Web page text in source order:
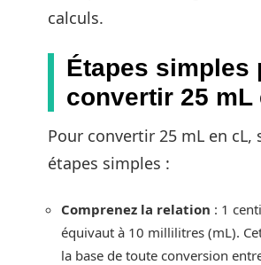
calculs.
Étapes simples
convertir 25 mL
Pour convertir 25 mL en cL,
étapes simples :
Comprenez la relation : 1
équivaut à 10 millilitres (mL).
la base de toute conversion